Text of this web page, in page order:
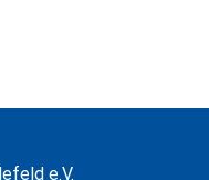
e.V.